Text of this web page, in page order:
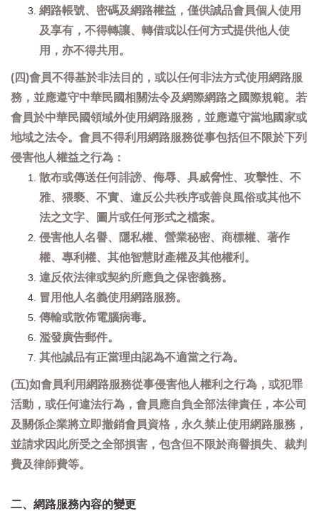
網路帳號、密碼及網路權益，僅供誠品會員個人使用
及享有，不得轉讓、轉借或以任何方式提供他人使
用，亦不得共用。
(四)會員不得基於非法目的，或以任何非法方式使用網路服
務，並應遵守中華民國相關法令及網際網路之國際規範。若
會員於中華民國領域外使用網路服務，並應遵守當地國家或
地域之法令。會員不得利用網路服務從事包括但不限於下列
侵害他人權益之行為：
散布或傳送任何誹謗、侮辱、具威脅性、攻擊性、不
雅、猥褻、不實、違反公共秩序或善良風俗或其他不
法之文字、圖片或任何形式之檔案。
侵害他人名譽、隱私權、營業秘密、商標權、著作
權、專利權、其他智慧財產權及其他權利。
違反依法律或契約所應負之保密義務。
冒用他人名義使用網路服務。
傳輸或散佈電腦病毒。
濫發廣告郵件。
其他誠品有正當理由認為不適當之行為。
(五)如會員利用網路服務從事侵害他人權利之行為，或犯罪
活動，或任何違法行為，會員應自負全部法律責任，本公司
及關係企業將立即撤銷會員資格，永久禁止使用網路服務，
並請求因此所受之全部損害，包含但不限於商譽損失、裁判
費及律師費等。
二、網路服務內容的變更